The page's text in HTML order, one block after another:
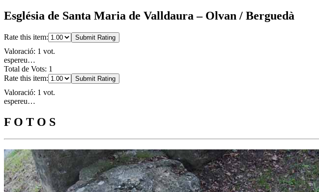
Església de Santa Maria de Valldaura – Olvan / Berguedà
Rate this item: Submit Rating
Valoració: 1 vot.
espereu…
Total de Vots: 1
Rate this item:
Submit Rating
Valoració: 1 vot.
espereu…
F O T O S